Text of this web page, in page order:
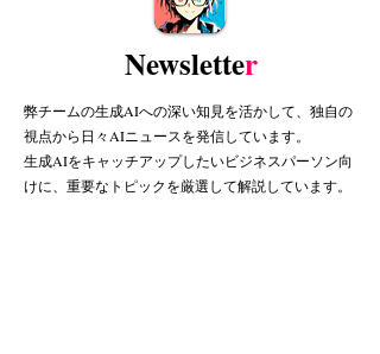
Newsletter
弊チームの生成AIへの深い知見を活かして、独自の
視点から日々AIニュースを発信しています。
生成AIをキャッチアップしたいビジネスパーソン向
けに、重要なトピックを厳選して解説しています。